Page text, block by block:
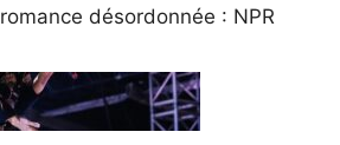
désordonnée : NPR